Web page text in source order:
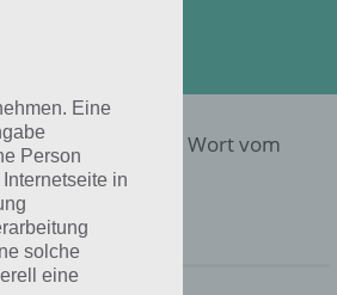
Üben
2018 in 4 Bilder 1 Wort vom
Eine
Person
in
solche
eine